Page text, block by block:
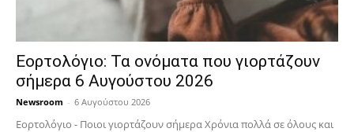
Εορτολόγιο: Τα ονόματα που γιορτάζουν
σήμερα 6 Αυγούστου 2026
Newsroom - 6 Αυγούστου 2026
Εορτολόγιο - Ποιοι γιορτάζουν σήμερα Χρόνια πολλά σε όλους και